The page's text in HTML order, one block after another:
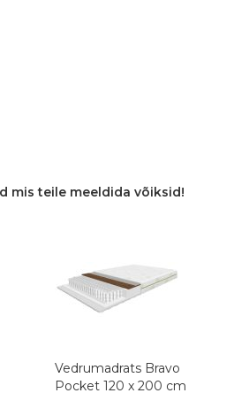
mis teile meeldida võiksid!
Vedrumadrats Bravo
Pocket 120 x 200 cm